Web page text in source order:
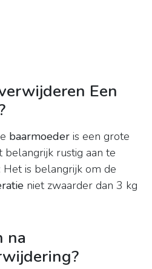
Een
baarmoeder is een grote
belangrijk rustig aan te
is belangrijk om de
niet zwaarder dan 3 kg
na